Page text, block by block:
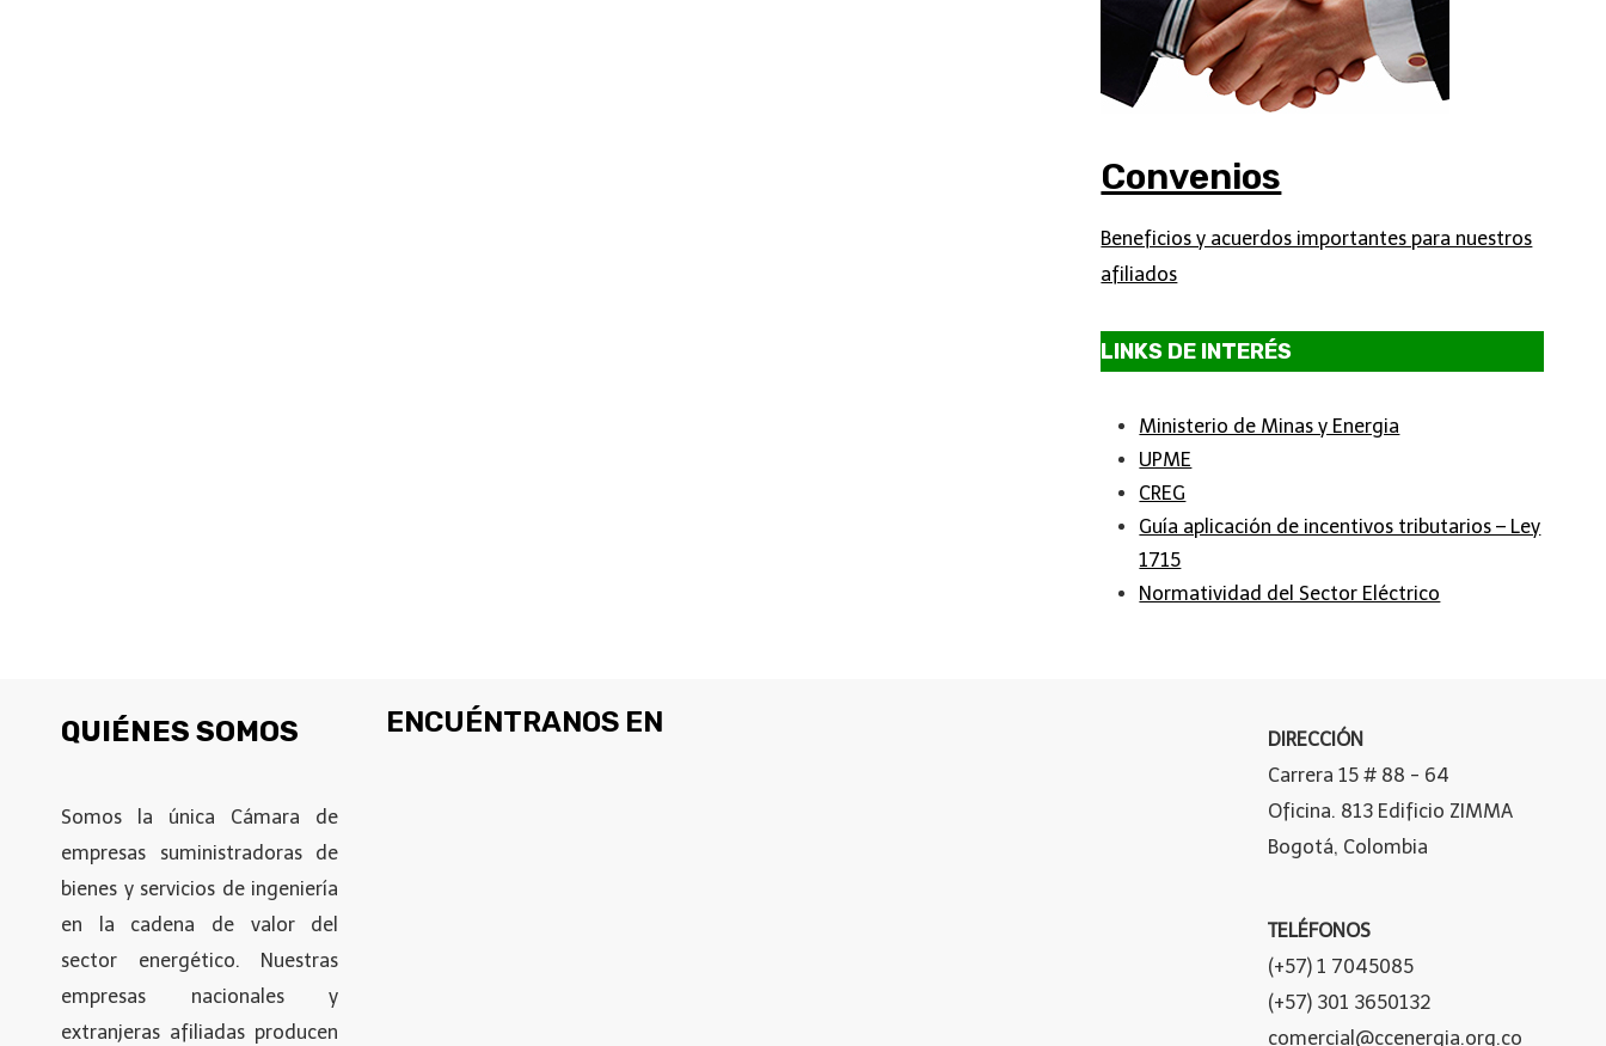
Convenios
Beneficios y acuerdos importantes para nuestros
afiliados
LINKS DE INTERÉS
Ministerio de Minas y Energia
UPME
CREG
Guía aplicación de incentivos tributarios – Ley
1715
Normatividad del Sector Eléctrico
QUIÉNES SOMOS
Somos la única Cámara de
empresas suministradoras de
bienes y servicios de ingeniería
en la cadena de valor del
sector energético. Nuestras
empresas nacionales y
extranjeras afiliadas producen
ENCUÉNTRANOS EN
DIRECCIÓN
Carrera 15 # 88 - 64
Oficina. 813 Edificio ZIMMA
Bogotá, Colombia
TELÉFONOS
(+57) 1 7045085
(+57) 301 3650132
comercial@ccenergia.org.co